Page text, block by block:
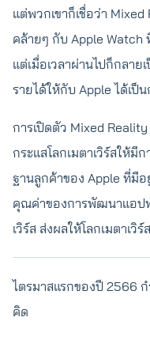
แต่พวกเขาก็เชื่อว่า
คล้ายๆ กับ Apple
แต่เมื่อเวลาผ่านไปก็กลาย
รายได้ให้กับ Apple ได้เป็
การเปิดตัว Mixed
กระแสโลกเมตาเวิร์สให้มี
ฐานลูกค้าของ Apple ที่มี
คุณค่าของการพัฒนาแอป
เวิร์ส ส่งผลให้โลกเมตาเวิ
ไตรมาสแรกของปี 2566
คิด